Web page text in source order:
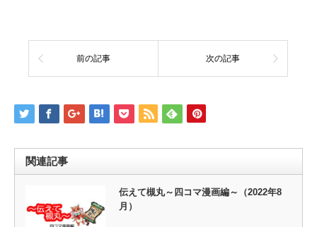
前の記事 次の記事
関連記事
伝えて槻丸～四コマ漫画編～（2022年8
月）